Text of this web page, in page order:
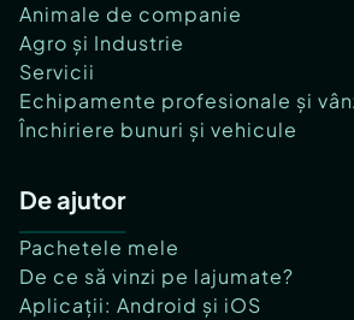
Animale de companie
Agro și Industrie
Servicii
Echipamente profesionale și
Închiriere bunuri și vehicule
De ajutor
Pachetele mele
De ce să vinzi pe lajumate?
Aplicații: Android și iOS